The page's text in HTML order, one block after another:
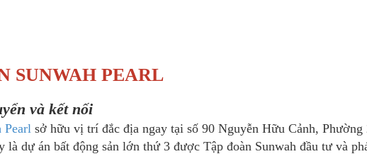
SUNWAH PEARL
và kết nối
Pearl sở hữu vị trí đắc địa ngay tại số 90 Nguyễn Hữu Cảnh,
dự án bất động sản lớn thứ 3 được Tập đoàn Sunwah đầu tư và